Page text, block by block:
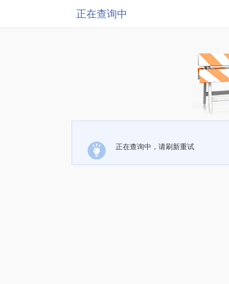
正在查询中
正在查询中，请刷新重试